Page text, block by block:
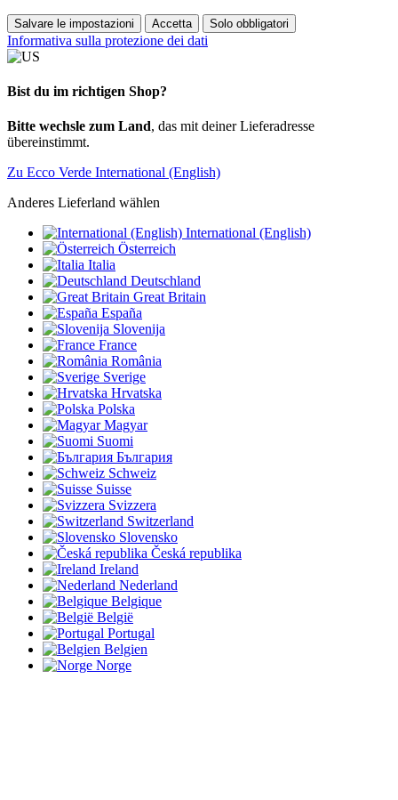
Salvare le impostazioni Accetta Solo obbligatori
Informativa sulla protezione dei dati
Bist du im richtigen Shop?
Bitte wechsle zum Land, das mit deiner Lieferadresse
übereinstimmt.
Zu Ecco Verde International (English)
Anderes Lieferland wählen
International (English)
Österreich
Italia
Deutschland
Great Britain
España
Slovenija
France
România
Sverige
Hrvatska
Polska
Magyar
Suomi
България
Schweiz
Suisse
Svizzera
Switzerland
Slovensko
Česká republika
Ireland
Nederland
Belgique
België
Portugal
Belgien
Norge